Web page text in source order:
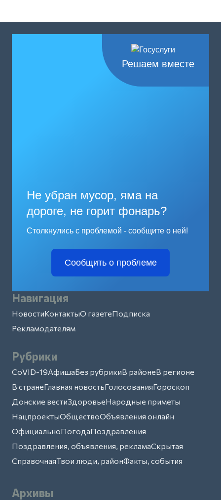
Решаем вместе
Не убран мусор, яма на
дороге, не горит фонарь?
Столкнулись с проблемой - сообщите о ней!
Сообщить о проблеме
Навигация
НовостиКонтактыО газетеПодписка
Рекламодателям
Рубрики
CoVID-19АфишаБез рубрикиВ районеВ регионе
В странеГлавная новостьГолосованияГороскоп
Донские вестиЗдоровьеНародные приметы
НацпроектыОбществоОбъявления онлайн
ОфициальноПогодаПоздравления
Поздравления, объявления, рекламаСкрытая
СправочнаяТвои люди, районФакты, события
Архивы